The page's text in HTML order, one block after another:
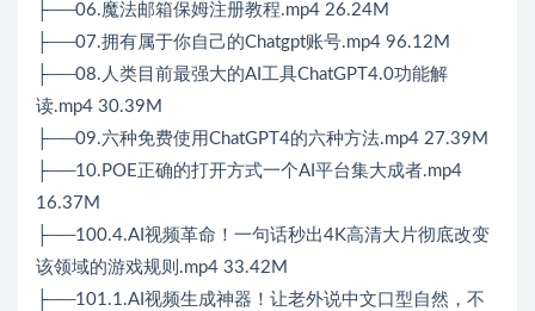
├──06.魔法邮箱保姆注册教程.mp4 26.24M
├──07.拥有属于你自己的Chatgpt账号.mp4 96.12M
├──08.人类目前最强大的AI工具ChatGPT4.0功能解
读.mp4 30.39M
├──09.六种免费使用ChatGPT4的六种方法.mp4 27.39M
├──10.POE正确的打开方式一个AI平台集大成者.mp4
16.37M
├──100.4.AI视频革命！一句话秒出4K高清大片彻底改变
该领域的游戏规则.mp4 33.42M
├──101.1.AI视频生成神器！让老外说中文口型自然，不